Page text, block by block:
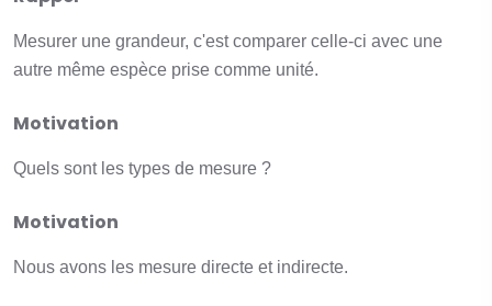
Mesurer une grandeur, c'est comparer celle-ci avec une
autre même espèce prise comme unité.
Motivation
Quels sont les types de mesure ?
Motivation
Nous avons les mesure directe et indirecte.